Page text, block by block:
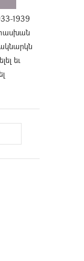
1939
եւ